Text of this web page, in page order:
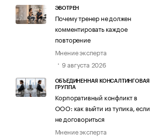
ЭВОТРЕН
Почему тренер не должен
комментировать каждое
повторение
Мнение эксперта
9 августа 2026
ОБЪЕДИНЕННАЯ КОНСАЛТИНГОВАЯ
ГРУППА
Корпоративный конфликт в
ООО: как выйти из тупика, если
не договориться
Мнение эксперта